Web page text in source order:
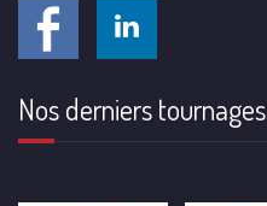
Nos derniers tournages